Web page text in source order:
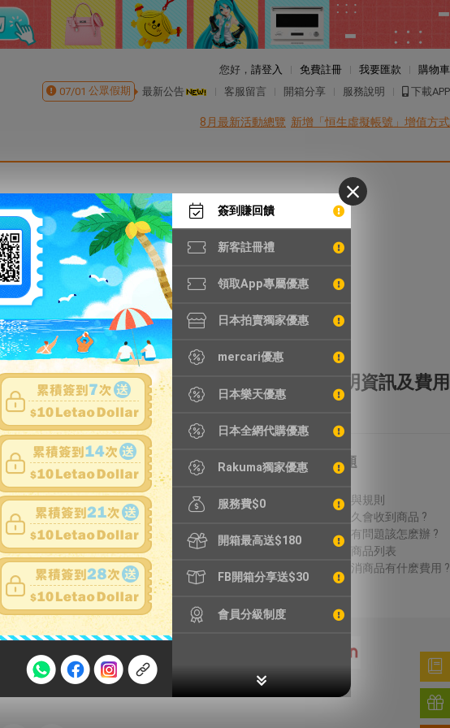
簽到賺回饋
新客註冊禮
領取App專屬優惠
日本拍賣獨家優惠
mercari優惠
日本樂天優惠
日本全網代購優惠
Rakuma獨家優惠
服務費$0
開箱最高送$180
FB開箱分享送$30
會員分級制度
您好， 請登入 免費註冊 我要匯款
購物車
07/01 公眾假期 最新公告 客服留言 開箱分享 服務說明 下載APP
8月最新活動總覽 新增「恒生虛擬帳號」增值方式
運送損壞全額理賠 全透明資訊及費用
特別服務
鐵壺漏水檢測
精品鑑定
輪框拆除
加強包裝
常見問題
議價方式與規則
結標後多久會收到商品 ?
收到商品有問題該怎麽辦 ?
無法進口商品列表
得標後取消商品有什麽費用 ?